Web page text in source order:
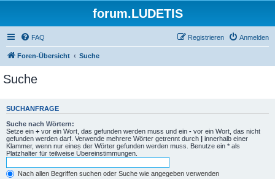
forum.LUDETIS
FAQ Anmelden
Registrieren
Foren-Übersicht Suche
Suche
SUCHANFRAGE
Suche nach Wörtern:
Setze ein + vor ein Wort, das gefunden werden muss und ein - vor ein Wort, das nicht
gefunden werden darf. Verwende mehrere Wörter getrennt durch | innerhalb einer
Klammer, wenn nur eines der Wörter gefunden werden muss. Benutze ein * als
Platzhalter für teilweise Übereinstimmungen.
Nach allen Begriffen suchen oder Suche wie angegeben verwenden